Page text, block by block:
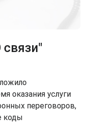
оказания услуги
переговоров,
коды